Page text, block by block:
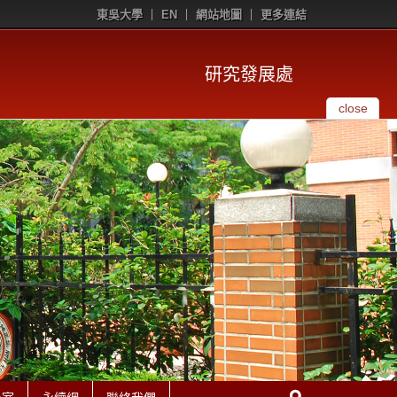
東吳大學 EN 網站地圖 更多連結
研究發展處
close